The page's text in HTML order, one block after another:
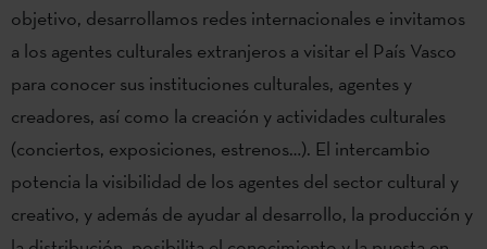
objetivo, desarrollamos redes internacionales e invitamos
a los agentes culturales extranjeros a visitar el País Vasco
para conocer sus instituciones culturales, agentes y
creadores, así como la creación y actividades culturales
(conciertos, exposiciones, estrenos…). El intercambio
potencia la visibilidad de los agentes del sector cultural y
creativo, y además de ayudar al desarrollo, la producción y